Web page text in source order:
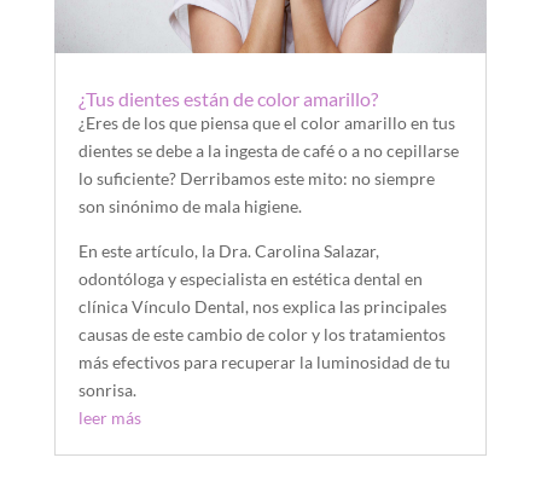
¿Tus dientes están de color amarillo?
¿Eres de los que piensa que el color amarillo en tus
dientes se debe a la ingesta de café o a no cepillarse
lo suficiente? Derribamos este mito: no siempre
son sinónimo de mala higiene.
En este artículo, la Dra. Carolina Salazar,
odontóloga y especialista en estética dental en
clínica Vínculo Dental, nos explica las principales
causas de este cambio de color y los tratamientos
más efectivos para recuperar la luminosidad de tu
sonrisa.
leer más